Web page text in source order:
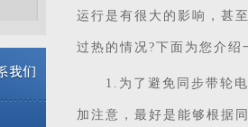
运行是有很大的影响，甚
过热的情况?下面为您介绍
1.为了避免同步带轮电
加注意，最好是能够根据